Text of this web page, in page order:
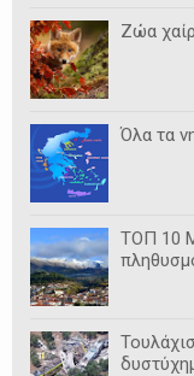
Ζώα
Όλα τα
ΤΟΠ 10